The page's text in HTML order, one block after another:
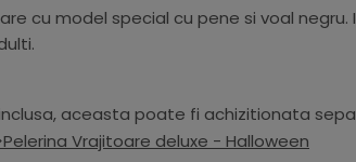
cu model special cu pene si voal
aceasta poate fi achizitionata
Vrajitoare deluxe - Halloween